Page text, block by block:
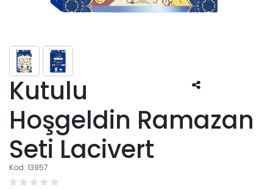
Kutulu
Hoşgeldin Ramazan
Seti Lacivert
Kod: 13957